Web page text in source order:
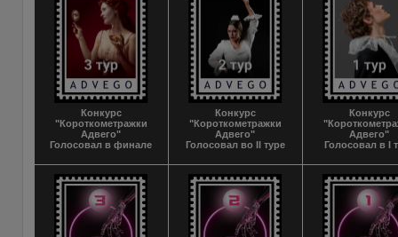
Конкурс
"Короткометражки
Адвего"
Голосовал в финале
Конкурс
"Короткометражки
Адвего"
Голосовал во II туре
Конкурс
Адвего"
Голосовал в I